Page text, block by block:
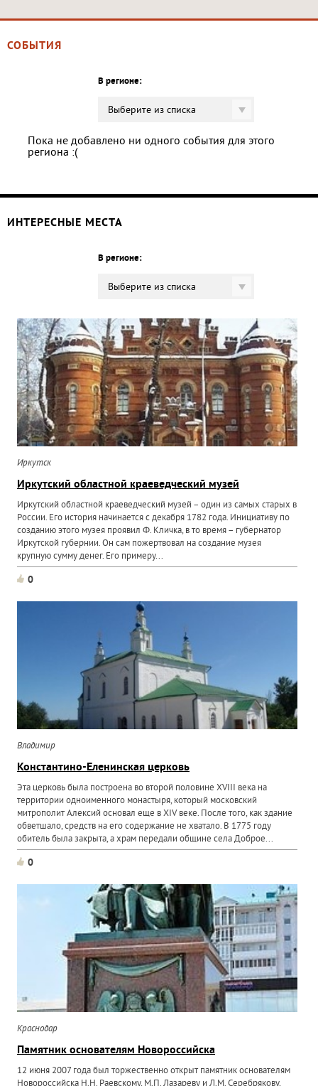
СОБЫТИЯ
В регионе:
Выберите из списка
Пока не добавлено ни одного события для этого
региона :(
ИНТЕРЕСНЫЕ МЕСТА
В регионе:
Выберите из списка
Иркутск
Иркутский областной краеведческий музей
Иркутский областной краеведческий музей – один из самых старых в
России. Его история начинается с декабря 1782 года. Инициативу по
созданию этого музея проявил Ф. Кличка, в то время – губернатор
Иркутской губернии. Он сам пожертвовал на создание музея
крупную сумму денег. Его примеру...
0
Владимир
Константино-Еленинская церковь
Эта церковь была построена во второй половине XVIII века на
территории одноименного монастыря, который московский
митрополит Алексий основал еще в XIV веке. После того, как здание
обветшало, средств на его содержание не хватало. В 1775 году
обитель была закрыта, а храм передали общине села Доброе...
0
Краснодар
Памятник основателям Новороссийска
12 июня 2007 года был торжественно открыт памятник основателям